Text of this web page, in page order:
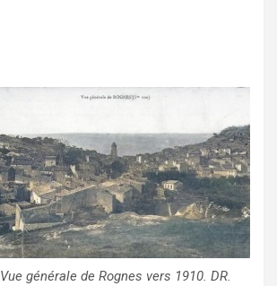
l
Vue générale de Rognes vers 1910. DR.